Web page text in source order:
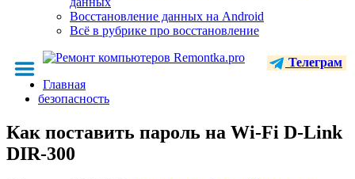
Восстановление данных на Android
Всё в рубрике про восстановление
Телеграм
Главная
безопасность
Как поставить пароль на Wi-Fi D-Link
DIR-300